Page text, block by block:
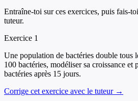
Entraîne-toi sur ces exercices, puis fais-
tuteur.
Exercice 1
Une population de bactéries double tous
100 bactéries, modéliser sa croissance et
bactéries après 15 jours.
Corrige cet exercice avec le tuteur →